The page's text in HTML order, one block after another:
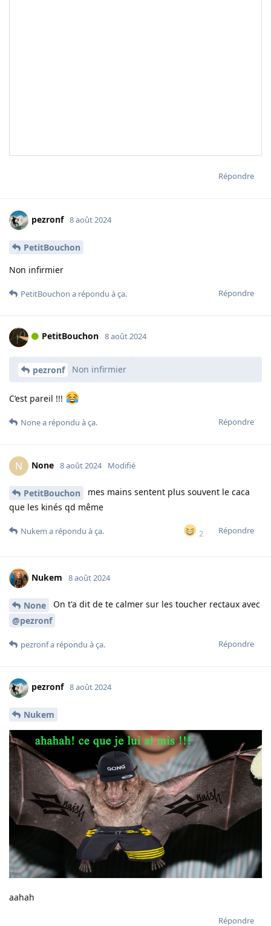
Répondre
pezronf 8 août 2024
PetitBouchon
Non infirmier
Répondre
PetitBouchon a répondu à ça.
PetitBouchon 8 août 2024
pezronf Non infirmier
C’est pareil !!!
Répondre
Nonea répondu à ça.
N None 8 août 2024 Modifié
PetitBouchon
mes mains sentent plus souvent le caca
que les kinés qd même
2 Répondre
Nukem a répondu à ça.
Nukem 8 août 2024
None
On t'a dit de te calmer sur les toucher rectaux avec
@pezronf
Répondre
pezronfa répondu à ça.
pezronf 8 août 2024
Nukem
aahah
Répondre